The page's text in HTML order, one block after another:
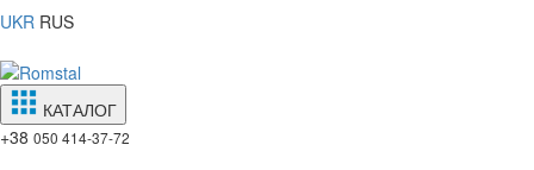
UKR RUS
КАТАЛОГ
+38 050 414-37-72